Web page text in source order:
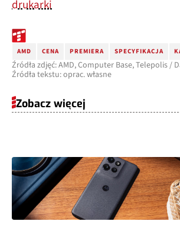
drukarki
AMD CENA PREMIERA SPECYFIKACJA
Źródła zdjęć: AMD, Computer Base, Telepolis /
Źródła tekstu: oprac. własne
Zobacz więcej